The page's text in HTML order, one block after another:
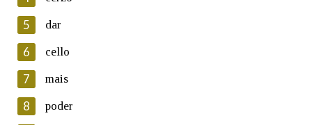
Lin e acepto as condicións da política de
Introduce o código que aparece na imaxe:
5 dar
6 cello
7 mais
8 poder